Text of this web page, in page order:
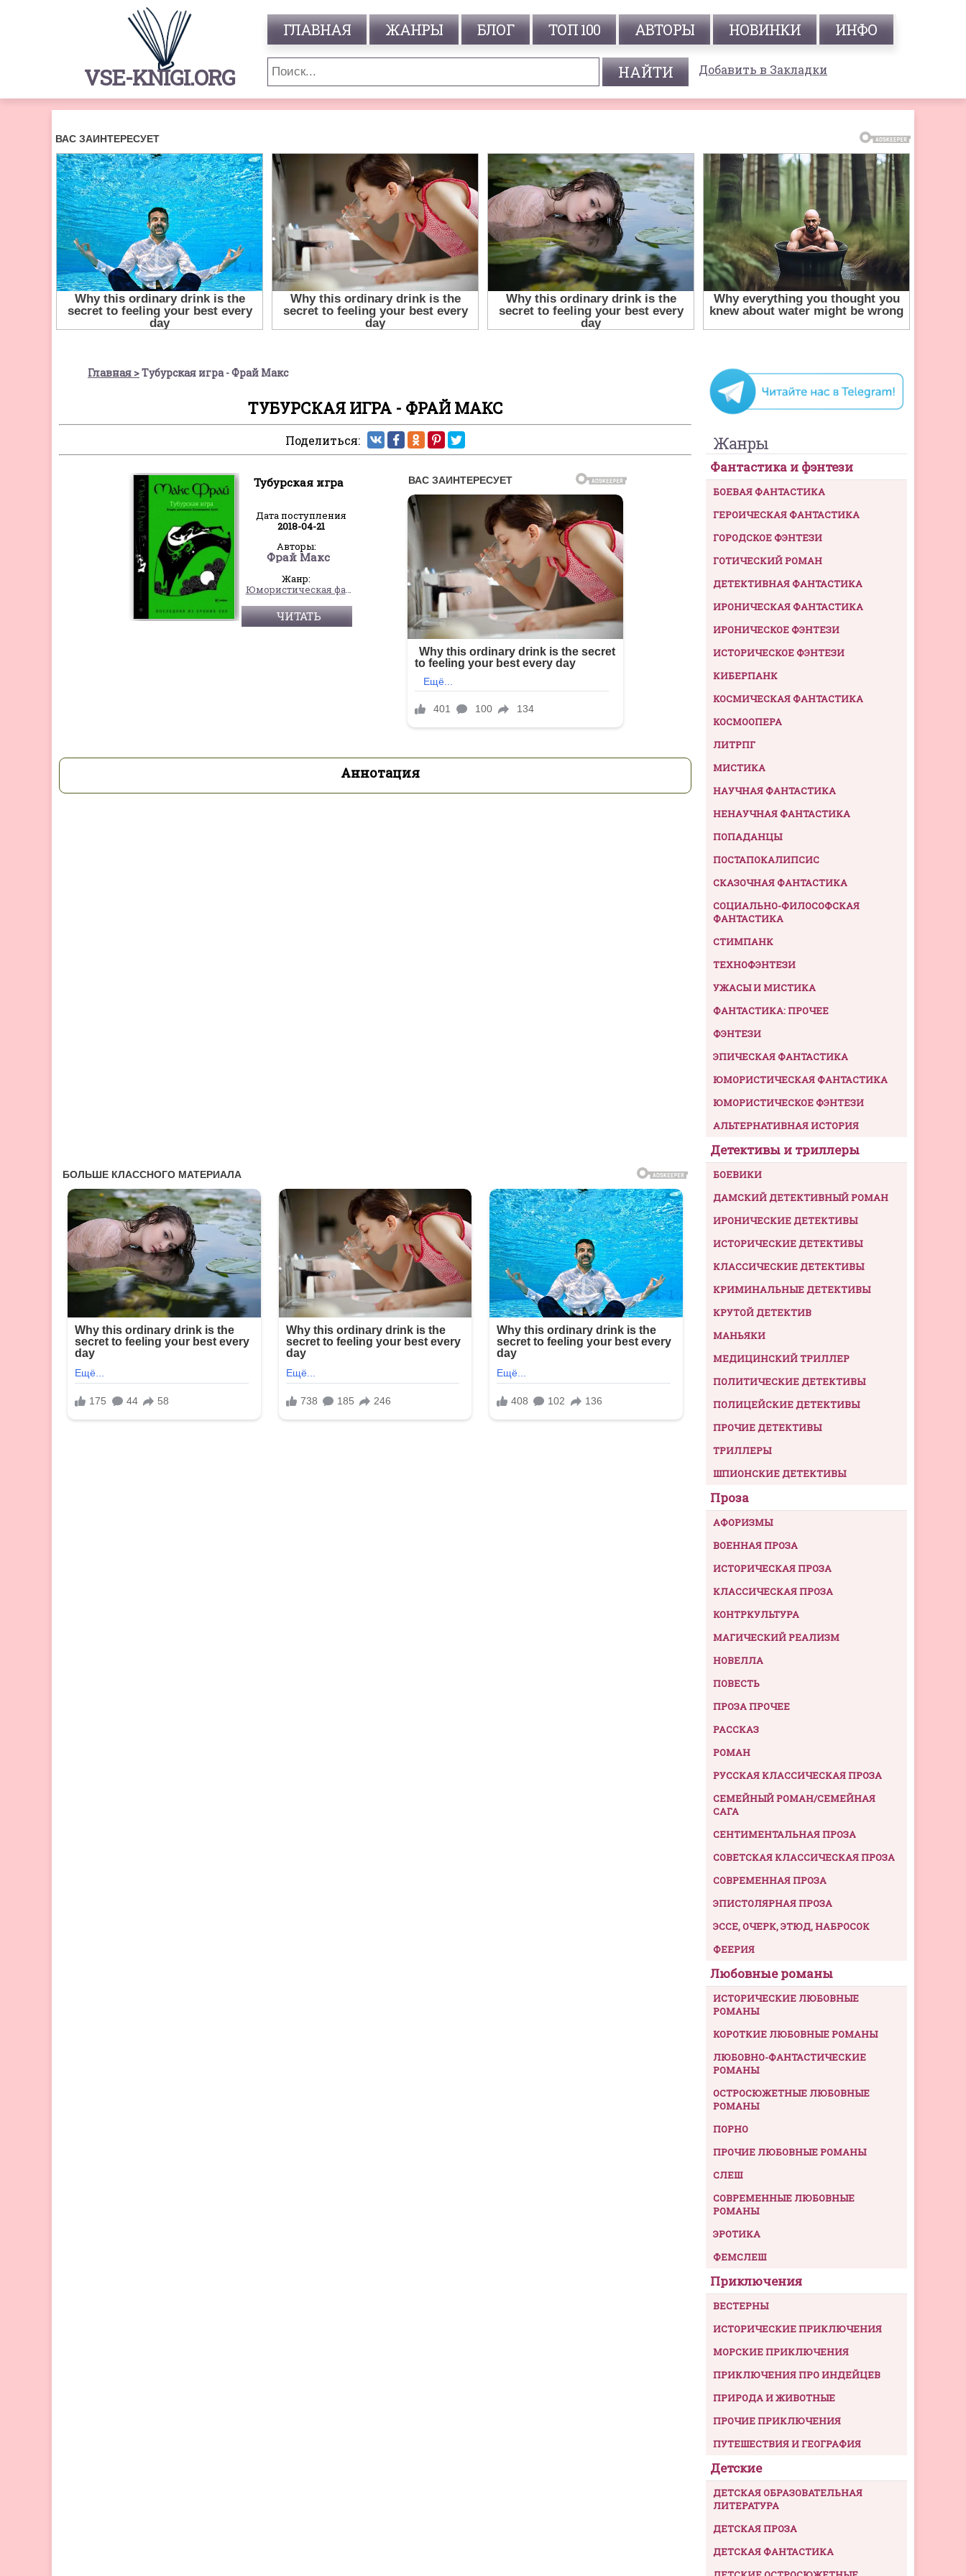
VSE-KNIGI.ORG
ГЛАВНАЯ ЖАНРЫ БЛОГ ТОП 100 АВТОРЫ НОВИНКИ ИНФО
Добавить в Закладки
Главная Тубурская игра - Фрай Макс
ТУБУРСКАЯ ИГРА - ФРАЙ МАКС
Поделиться:
Тубурская игра
Дата поступления
2018-04-21
Авторы:
Фрай Макс
Жанр:
Юмористическая фантастика
ЧИТАТЬ
Аннотация
Жанры
Фантастика и фэнтези
БОЕВАЯ ФАНТАСТИКА
ГЕРОИЧЕСКАЯ ФАНТАСТИКА
ГОРОДСКОЕ ФЭНТЕЗИ
ГОТИЧЕСКИЙ РОМАН
ДЕТЕКТИВНАЯ ФАНТАСТИКА
ИРОНИЧЕСКАЯ ФАНТАСТИКА
ИРОНИЧЕСКОЕ ФЭНТЕЗИ
ИСТОРИЧЕСКОЕ ФЭНТЕЗИ
КИБЕРПАНК
КОСМИЧЕСКАЯ ФАНТАСТИКА
КОСМООПЕРА
ЛИТРПГ
МИСТИКА
НАУЧНАЯ ФАНТАСТИКА
НЕНАУЧНАЯ ФАНТАСТИКА
ПОПАДАНЦЫ
ПОСТАПОКАЛИПСИС
СКАЗОЧНАЯ ФАНТАСТИКА
СОЦИАЛЬНО-ФИЛОСОФСКАЯ
ФАНТАСТИКА
СТИМПАНК
ТЕХНОФЭНТЕЗИ
УЖАСЫ И МИСТИКА
ФАНТАСТИКА: ПРОЧЕЕ
ФЭНТЕЗИ
ЭПИЧЕСКАЯ ФАНТАСТИКА
ЮМОРИСТИЧЕСКАЯ ФАНТАСТИКА
ЮМОРИСТИЧЕСКОЕ ФЭНТЕЗИ
АЛЬТЕРНАТИВНАЯ ИСТОРИЯ
Детективы и триллеры
БОЕВИКИ
ДАМСКИЙ ДЕТЕКТИВНЫЙ РОМАН
ИРОНИЧЕСКИЕ ДЕТЕКТИВЫ
ИСТОРИЧЕСКИЕ ДЕТЕКТИВЫ
КЛАССИЧЕСКИЕ ДЕТЕКТИВЫ
КРИМИНАЛЬНЫЕ ДЕТЕКТИВЫ
КРУТОЙ ДЕТЕКТИВ
МАНЬЯКИ
МЕДИЦИНСКИЙ ТРИЛЛЕР
ПОЛИТИЧЕСКИЕ ДЕТЕКТИВЫ
ПОЛИЦЕЙСКИЕ ДЕТЕКТИВЫ
ПРОЧИЕ ДЕТЕКТИВЫ
ТРИЛЛЕРЫ
ШПИОНСКИЕ ДЕТЕКТИВЫ
Проза
АФОРИЗМЫ
ВОЕННАЯ ПРОЗА
ИСТОРИЧЕСКАЯ ПРОЗА
КЛАССИЧЕСКАЯ ПРОЗА
КОНТРКУЛЬТУРА
МАГИЧЕСКИЙ РЕАЛИЗМ
НОВЕЛЛА
ПОВЕСТЬ
ПРОЗА ПРОЧЕЕ
РАССКАЗ
РОМАН
РУССКАЯ КЛАССИЧЕСКАЯ ПРОЗА
СЕМЕЙНЫЙ РОМАН/СЕМЕЙНАЯ
САГА
СЕНТИМЕНТАЛЬНАЯ ПРОЗА
СОВЕТСКАЯ КЛАССИЧЕСКАЯ ПРОЗА
СОВРЕМЕННАЯ ПРОЗА
ЭПИСТОЛЯРНАЯ ПРОЗА
ЭССЕ, ОЧЕРК, ЭТЮД, НАБРОСОК
ФЕЕРИЯ
Любовные романы
ИСТОРИЧЕСКИЕ ЛЮБОВНЫЕ
РОМАНЫ
КОРОТКИЕ ЛЮБОВНЫЕ РОМАНЫ
ЛЮБОВНО-ФАНТАСТИЧЕСКИЕ
РОМАНЫ
ОСТРОСЮЖЕТНЫЕ ЛЮБОВНЫЕ
РОМАНЫ
ПОРНО
ПРОЧИЕ ЛЮБОВНЫЕ РОМАНЫ
СЛЕШ
СОВРЕМЕННЫЕ ЛЮБОВНЫЕ
РОМАНЫ
ЭРОТИКА
ФЕМСЛЕШ
Приключения
ВЕСТЕРНЫ
ИСТОРИЧЕСКИЕ ПРИКЛЮЧЕНИЯ
МОРСКИЕ ПРИКЛЮЧЕНИЯ
ПРИКЛЮЧЕНИЯ ПРО ИНДЕЙЦЕВ
ПРИРОДА И ЖИВОТНЫЕ
ПРОЧИЕ ПРИКЛЮЧЕНИЯ
ПУТЕШЕСТВИЯ И ГЕОГРАФИЯ
Детские
ДЕТСКАЯ ОБРАЗОВАТЕЛЬНАЯ
ЛИТЕРАТУРА
ДЕТСКАЯ ПРОЗА
ДЕТСКАЯ ФАНТАСТИКА